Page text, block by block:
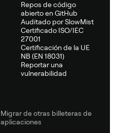
Repos de código
abierto en GitHub
Auditado por SlowMist
Certificado ISO/IEC
27001
Certificación de la UE
NB (EN 18031)
Reportar una
vulnerabilidad
Migrar de otras billeteras de
aplicaciones